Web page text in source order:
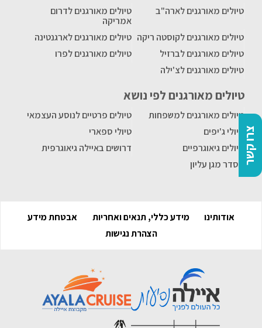
צרו קשר
טיולים מאורגנים לארה"ב
טיולים מאורגנים לדרום
אמריקה
טיולים מאורגנים לקוסטה ריקה טיולים מאורגנים לארגנטינה
טיולים מאורגנים לברזיל
טיולים מאורגנים לפרו
טיולים מאורגנים לצ'ילה
טיולים מאורגנים לפי נושא
טיולים מאורגנים למשפחות
טיולים פרטיים לנוסע העצמאי
טיולי ג'יפים
טיולי ספארי
טיולים גיאוגרפיים
דרושים באיילה גיאוגרפית
הסדר מגן עליון
אודותינו מידע כללי, תנאים ואחריות
אבטחת מידע
הצהרת נגישות